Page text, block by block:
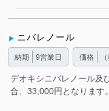
ニバレノール
納期 9営業日 価格
デオキシニバレノール及
合、33,000円となります。